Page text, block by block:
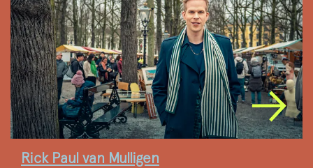
Rick Paul van Mulligen